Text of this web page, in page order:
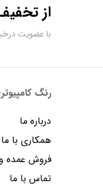
از
با عضویت درخبرنامه،
رنگ
درباره ما
همکاری با ما
فروش عمده
تماس با ما